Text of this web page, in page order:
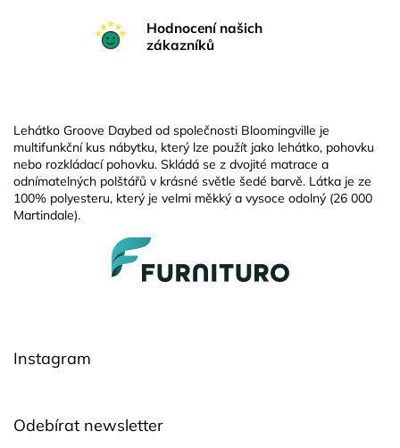
Hodnocení našich
zákazníků
Lehátko Groove Daybed od společnosti Bloomingville je
multifunkční kus nábytku, který lze použít jako lehátko, pohovku
nebo rozkládací pohovku. Skládá se z dvojité matrace a
odnímatelných polštářů v krásné světle šedé barvě. Látka je ze
100% polyesteru, který je velmi měkký a vysoce odolný (26 000
Martindale).
Instagram
Odebírat newsletter